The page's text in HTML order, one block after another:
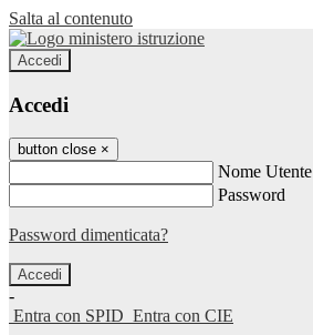
Salta al contenuto
Accedi
Accedi
button close ×
Nome Utente
Password
Password dimenticata?
-
Entra con SPID Entra con CIE